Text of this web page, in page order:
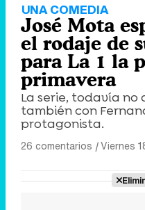
UNA COMEDIA
José Mota
el rodaje de
para La 1 la
primavera
La serie, todavía
también con
protagonista.
26 comentarios |Viernes